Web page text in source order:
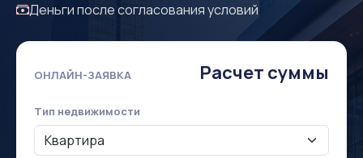
Деньги после согласования условий
ОНЛАЙН-ЗАЯВКА Расчет суммы
Тип недвижимости